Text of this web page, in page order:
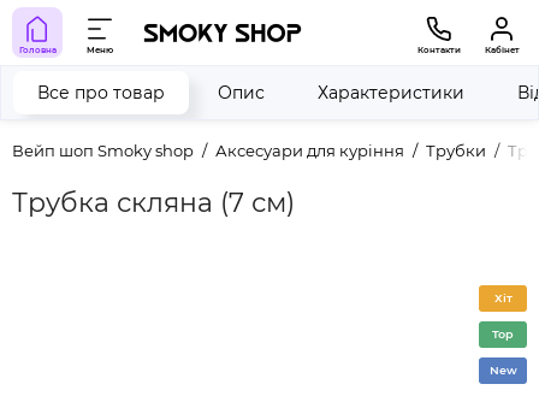
Головна Меню Контакти Кабінет
Вейп шоп Smoky shop Аксесуари для куріння Трубки
Трубка скляна (7 см)
Все про товар Опис Характеристики
Хіт
Top
New